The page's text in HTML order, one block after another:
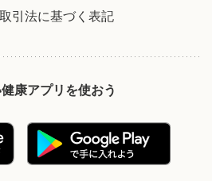
引法に基づく表記
康アプリを使おう